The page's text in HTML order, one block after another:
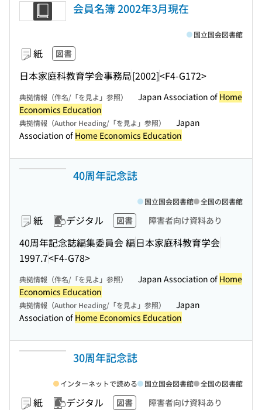
会員名簿 2002年3月現在
紙 図書
日本家庭科教育学会事務局[2002]<F4-G172>
国立国会図書館
典拠情報（件名/「を見よ」参照） Japan Association of Home
Economics Education
典拠情報（Author Heading/「を見よ」参照）
Japan
Association of Home Economics Education
40周年記念誌
紙 デジタル 図書 障害者向け資料あり
40周年記念誌編集委員会 編日本家庭科教育学会
1997.7<F4-G78>
国立国会図書館 全国の図書館
典拠情報（件名/「を見よ」参照） Japan Association of Home
Economics Education
典拠情報（Author Heading/「を見よ」参照）
Japan
Association of Home Economics Education
30周年記念誌
紙 デジタル 図書 障害者向け資料あり
インターネットで読める 国立国会図書館 全国の図書館